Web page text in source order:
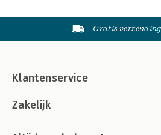
Gratis
Klantenservice
Zakelijk